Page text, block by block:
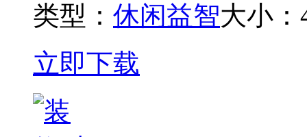
类型： 休闲益智大小：
立即下载